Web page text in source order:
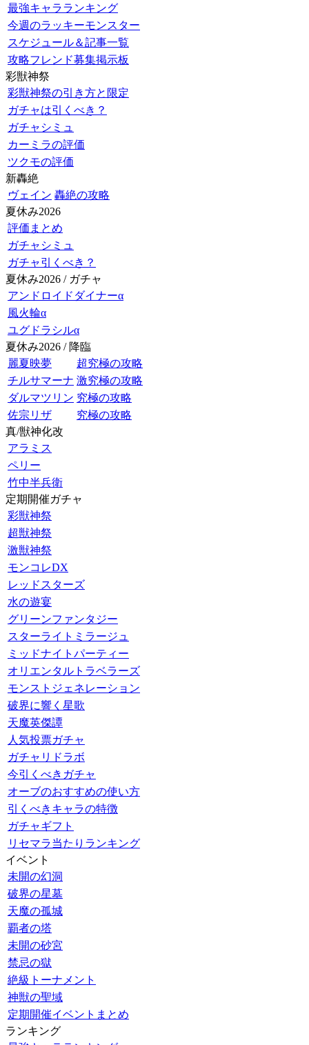
最強キャラランキング
今週のラッキーモンスター
スケジュール＆記事一覧
攻略フレンド募集掲示板
彩獣神祭
彩獣神祭の引き方と限定
ガチャは引くべき？
ガチャシミュ
カーミラの評価
ツクモの評価
新轟絶
ヴェイン 轟絶の攻略
夏休み2026
評価まとめ
ガチャシミュ
ガチャ引くべき？
夏休み2026 / ガチャ
アンドロイドダイナーα
風火輪α
ユグドラシルα
夏休み2026 / 降臨
麗夏映夢
超究極の攻略
チルサマーナ 激究極の攻略
ダルマツリン 究極の攻略
佐宗リザ
究極の攻略
真/獣神化改
アラミス
ペリー
竹中半兵衛
定期開催ガチャ
彩獣神祭
超獣神祭
激獣神祭
モンコレDX
レッドスターズ
水の遊宴
グリーンファンタジー
スターライトミラージュ
ミッドナイトパーティー
オリエンタルトラベラーズ
モンストジェネレーション
破界に響く星歌
天魔英傑譚
人気投票ガチャ
ガチャリドラボ
今引くべきガチャ
オーブのおすすめの使い方
引くべきキャラの特徴
ガチャギフト
リセマラ当たりランキング
イベント
未開の幻洞
破界の星墓
天魔の孤城
覇者の塔
未開の砂宮
禁忌の獄
絶級トーナメント
神獣の聖域
定期開催イベントまとめ
ランキング